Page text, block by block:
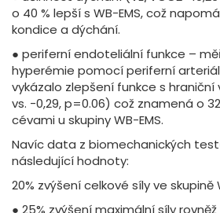
o 40 % lepší s WB-EMS, což
kondice a dýchání.
● periferní endoteliální funkce –
hyperémie pomocí periferní
vykázalo zlepšení funkce s
vs. -0,29, p=0.06) což znamená o
cévami u skupiny WB-EMS.
Navíc data z biomechanických
následující hodnoty:
20% zvýšení celkové síly ve skupině
● 25% zvýšení maximální síly rovněž